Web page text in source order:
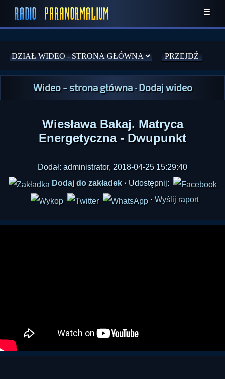
☰
Wideo - strona główna·Dodaj wideo
Wiesława Bakaj. Matryca
Energetyczna - Dwupunkt
Dodał: administrator, 2018-04-25 15:29:40
Dodaj do zakładek · Udostępnij:
· Wyślij raport